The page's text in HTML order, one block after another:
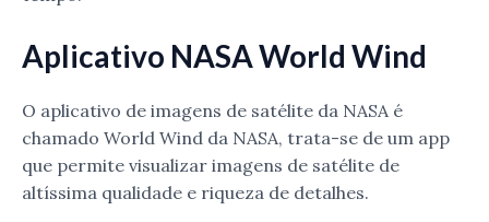
Aplicativo NASA World Wind
O aplicativo de imagens de satélite da NASA é
chamado World Wind da NASA, trata-se de um app
que permite visualizar imagens de satélite de
altíssima qualidade e riqueza de detalhes.